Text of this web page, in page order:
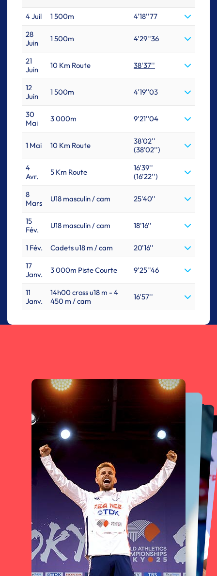
4 Juil 1 500m
4'18''77
28
Juin
1 500m 4'29''36
21
Juin
10 Km Route 38'37''
12
Juin
1 500m 4'19''03
30
Mai
3 000m 9'21''04
1 Mai 10 Km Route
38'02''
(38'02'')
4
Avr.
5 Km Route
16'39''
(16'22'')
8
Mars
U18 masculin / cam 25'40''
15
Fév.
U18 masculin / cam 18'16''
1 Fév. Cadets u18 m / cam
20'16''
17
Janv.
3 000m Piste Courte 9'25''46
11
Janv.
14h00 cross u18 m - 4
450 m / cam
16'57''